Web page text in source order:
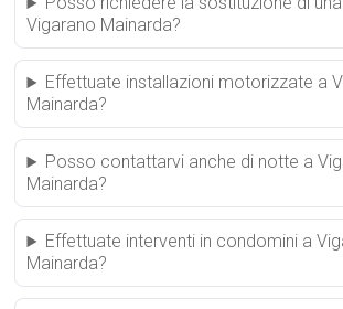
Vigarano Mainarda?
Effettuate installazioni motorizzate a
Mainarda?
Posso contattarvi anche di notte a
Mainarda?
Effettuate interventi in condomini a
Mainarda?